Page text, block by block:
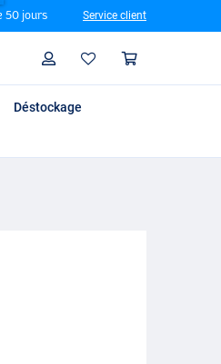
50 jours Service client
Profil
Déstockage